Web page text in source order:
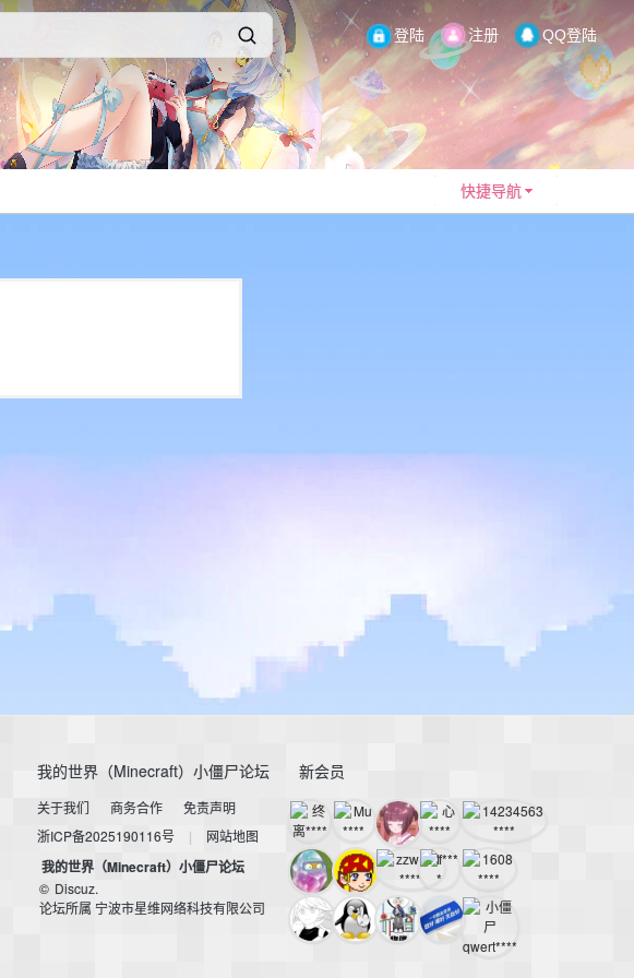
登陆 注册 QQ登陆
快捷导航
我的世界（Minecraft）小僵尸论坛
关于我们 商务合作
免责声明
浙ICP备2025190116号
| 网站地图
我的世界（Minecraft）小僵尸论坛
© Discuz.
论坛所属 宁波市星维网络科技有限公司
新会员